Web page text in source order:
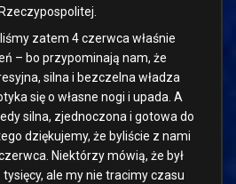
zatem 4 czerwca właśnie
– bo przypominają nam, że
silna i bezczelna władza
się o własne nogi i upada. A
silna, zjednoczona i gotowa do
dziękujemy, że byliście z nami
Niektórzy mówią, że był
ale my nie tracimy czasu